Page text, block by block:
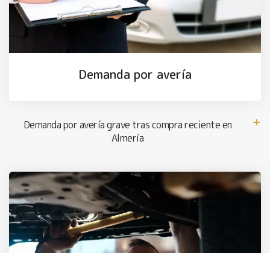
Demanda por avería
Demanda por avería grave tras compra reciente en
Almería